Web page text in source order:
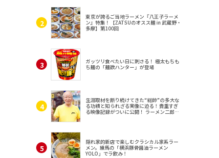
東京が誇るご当地ラーメン『八王子ラーメ
ン』特集！【ZATSUのオスス麺 in 武蔵野・
多摩】第100回
ガッツリ食べたい日に刺さる！ 極太もちも
ち麺の「麺欲ハンター」が登場
生涯取材を断り続けてきた“総帥”の多大な
る功績と知られざる実像に迫る！貴重すぎ
る映像記録がついに公開！ ラーメン二郎
隠れ家的新店で楽しむクラシカル家系ラー
メン。練馬の「横浜豚骨醤油ラーメン
YOLO」でラ飲み！